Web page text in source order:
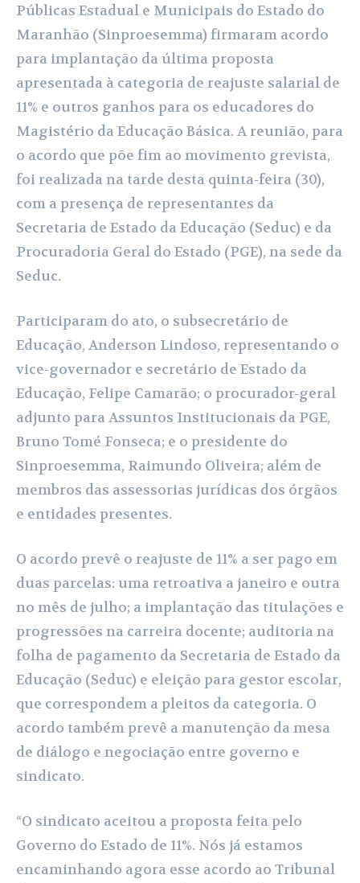
Públicas Estadual e Municipais do Estado do
Maranhão (Sinproesemma) firmaram acordo
para implantação da última proposta
apresentada à categoria de reajuste salarial de
11% e outros ganhos para os educadores do
Magistério da Educação Básica. A reunião, para
o acordo que põe fim ao movimento grevista,
foi realizada na tarde desta quinta-feira (30),
com a presença de representantes da
Secretaria de Estado da Educação (Seduc) e da
Procuradoria Geral do Estado (PGE), na sede da
Seduc.
Participaram do ato, o subsecretário de
Educação, Anderson Lindoso, representando o
vice-governador e secretário de Estado da
Educação, Felipe Camarão; o procurador-geral
adjunto para Assuntos Institucionais da PGE,
Bruno Tomé Fonseca; e o presidente do
Sinproesemma, Raimundo Oliveira; além de
membros das assessorias jurídicas dos órgãos
e entidades presentes.
O acordo prevê o reajuste de 11% a ser pago em
duas parcelas: uma retroativa a janeiro e outra
no mês de julho; a implantação das titulações e
progressões na carreira docente; auditoria na
folha de pagamento da Secretaria de Estado da
Educação (Seduc) e eleição para gestor escolar,
que correspondem a pleitos da categoria. O
acordo também prevê a manutenção da mesa
de diálogo e negociação entre governo e
sindicato.
“O sindicato aceitou a proposta feita pelo
Governo do Estado de 11%. Nós já estamos
encaminhando agora esse acordo ao Tribunal